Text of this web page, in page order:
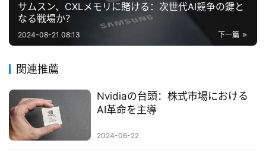
サムスン、CXLメモリに賭ける：次世代AI競争の鍵と
なる戦場か？
下一篇
2024-08-21 08:13
関連推薦
Nvidiaの台頭：株式市場における
AI革命を主導
2024-06-22